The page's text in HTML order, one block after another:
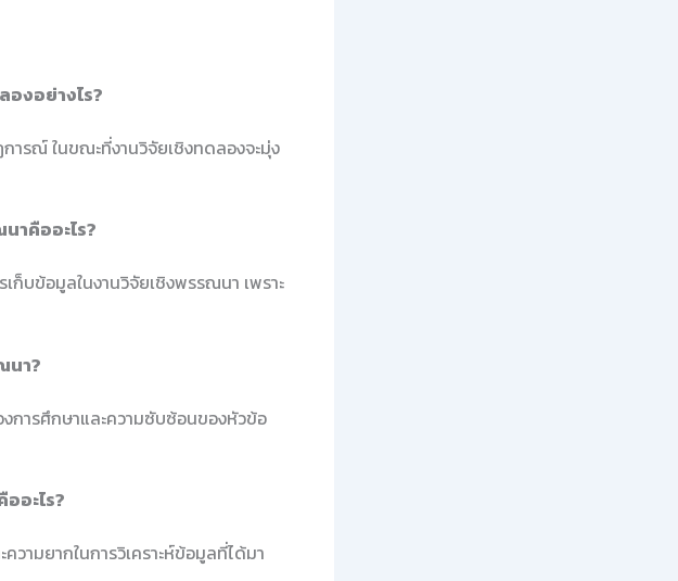
องอย่างไร?
ารณ์ ในขณะที่งานวิจัยเชิงทดลองจะมุ่ง
าคืออะไร?
บข้อมูลในงานวิจัยเชิงพรรณนา เพราะ
นา?
การศึกษาและความซับซ้อนของหัวข้อ
อะไร?
ามยากในการวิเคราะห์ข้อมูลที่ได้มา